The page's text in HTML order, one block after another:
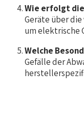
Wie erfolgt
Geräte über
um elektrische
Welche
Gefälle der